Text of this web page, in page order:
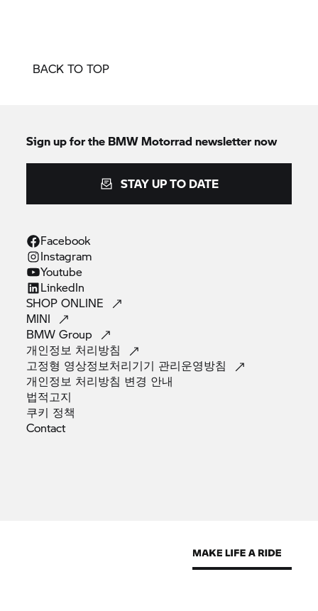
BACK TO TOP
Sign up for the BMW Motorrad newsletter now
STAY UP TO DATE
Facebook
Instagram
Youtube
LinkedIn
SHOPONLINE
MINI
BMWGroup
개인정보 처리방침
고정형 영상정보처리기기 관리운영방침
개인정보 처리방침 변경 안내
법적고지
쿠키 정책
Contact